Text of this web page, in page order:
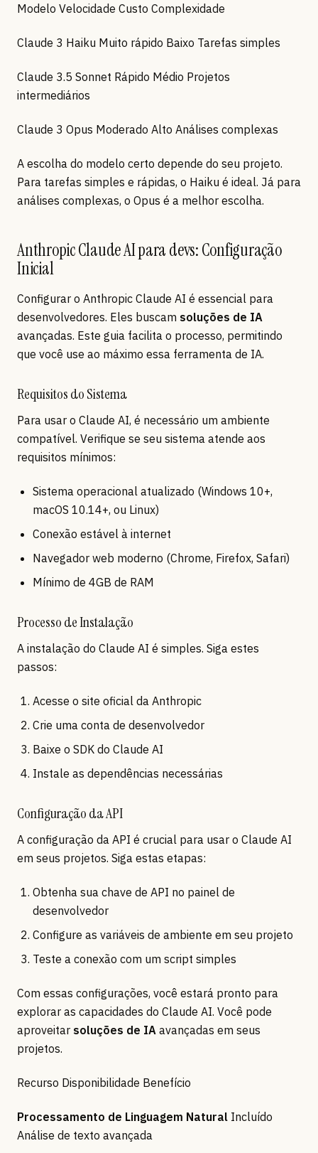
Modelo Velocidade Custo Complexidade
Claude 3 Haiku Muito rápido Baixo Tarefas simples
Claude 3.5 Sonnet Rápido Médio Projetos
intermediários
Claude 3 Opus Moderado Alto Análises complexas
A escolha do modelo certo depende do seu projeto.
Para tarefas simples e rápidas, o Haiku é ideal. Já para
análises complexas, o Opus é a melhor escolha.
Anthropic Claude AI para devs: Configuração
Inicial
Configurar o Anthropic Claude AI é essencial para
desenvolvedores. Eles buscam soluções de IA
avançadas. Este guia facilita o processo, permitindo
que você use ao máximo essa ferramenta de IA.
Requisitos do Sistema
Para usar o Claude AI, é necessário um ambiente
compatível. Verifique se seu sistema atende aos
requisitos mínimos:
Sistema operacional atualizado (Windows 10+,
macOS 10.14+, ou Linux)
Conexão estável à internet
Navegador web moderno (Chrome, Firefox, Safari)
Mínimo de 4GB de RAM
Processo de Instalação
A instalação do Claude AI é simples. Siga estes
passos:
Acesse o site oficial da Anthropic
Crie uma conta de desenvolvedor
Baixe o SDK do Claude AI
Instale as dependências necessárias
Configuração da API
A configuração da API é crucial para usar o Claude AI
em seus projetos. Siga estas etapas:
Obtenha sua chave de API no painel de
desenvolvedor
Configure as variáveis de ambiente em seu projeto
Teste a conexão com um script simples
Com essas configurações, você estará pronto para
explorar as capacidades do Claude AI. Você pode
aproveitar soluções de IA avançadas em seus
projetos.
Recurso Disponibilidade Benefício
Processamento de Linguagem Natural Incluído
Análise de texto avançada